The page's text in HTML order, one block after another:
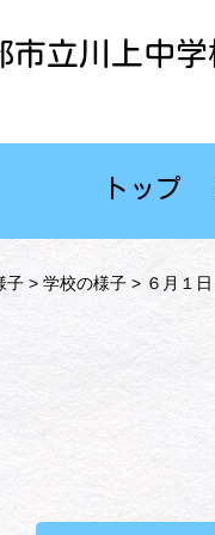
市立川上中学
トップ
子> 学校の様子> ６月１